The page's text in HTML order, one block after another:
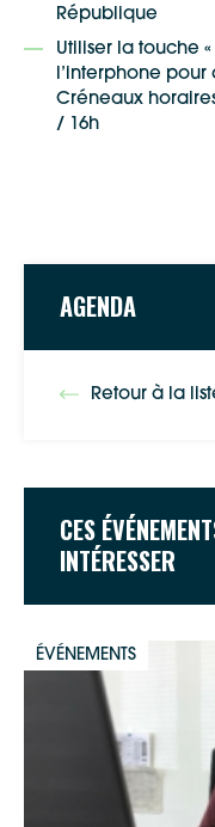
AGENDA
Retour à la
CES
INTÉRESSER
ÉVÉNEMENTS
République
Utiliser la touche
l’interphone
Créneaux
/ 16h
Google